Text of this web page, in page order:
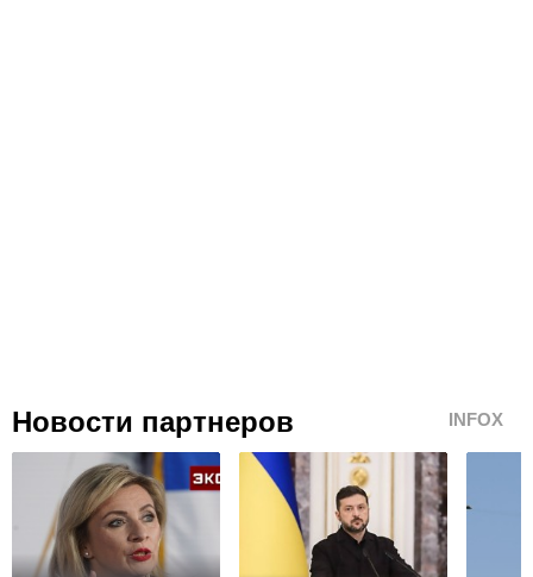
Новости партнеров INFOX